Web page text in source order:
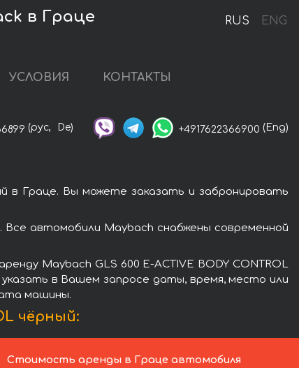
RUS ENG
в Граце
УСЛОВИЯ КОНТАКТЫ
(рус, De) +4917622366900 (Eng)
в Граце. Вы можете заказать и забронировать
Все автомобили Maybach снабжены современной
Maybach GLS 600 E-ACTIVE BODY CONTROL
в Вашем запросе даты, время, место или
машины.
чёрный:
Стоимость аренды в Граце автомобиля